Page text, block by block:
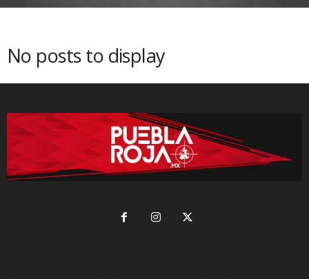
No posts to display